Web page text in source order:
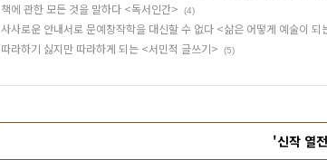
책에 관한 모든 것을 말하다 <독서인간> (4)
사사로운 안내서로 문예창작학을 대신할 수 없다 <삶은 어떻게 예술이 되
따라하기 싫지만 따라하게 되는 <서민적 글쓰기> (5)
'신작 열